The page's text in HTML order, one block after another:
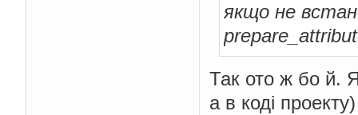
якщо не
Так ото ж бо й.
а в коді